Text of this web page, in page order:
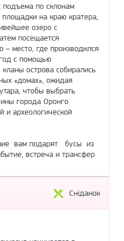
подъема по склонам
на краю кратера,
озеро с
посещается
– место, где производился
с помощью
острова собирались
«домах», ожидая
чтобы выбрать
города Оронго
и археологической
вам подарят бусы из
встреча и трансфер
Сніданок